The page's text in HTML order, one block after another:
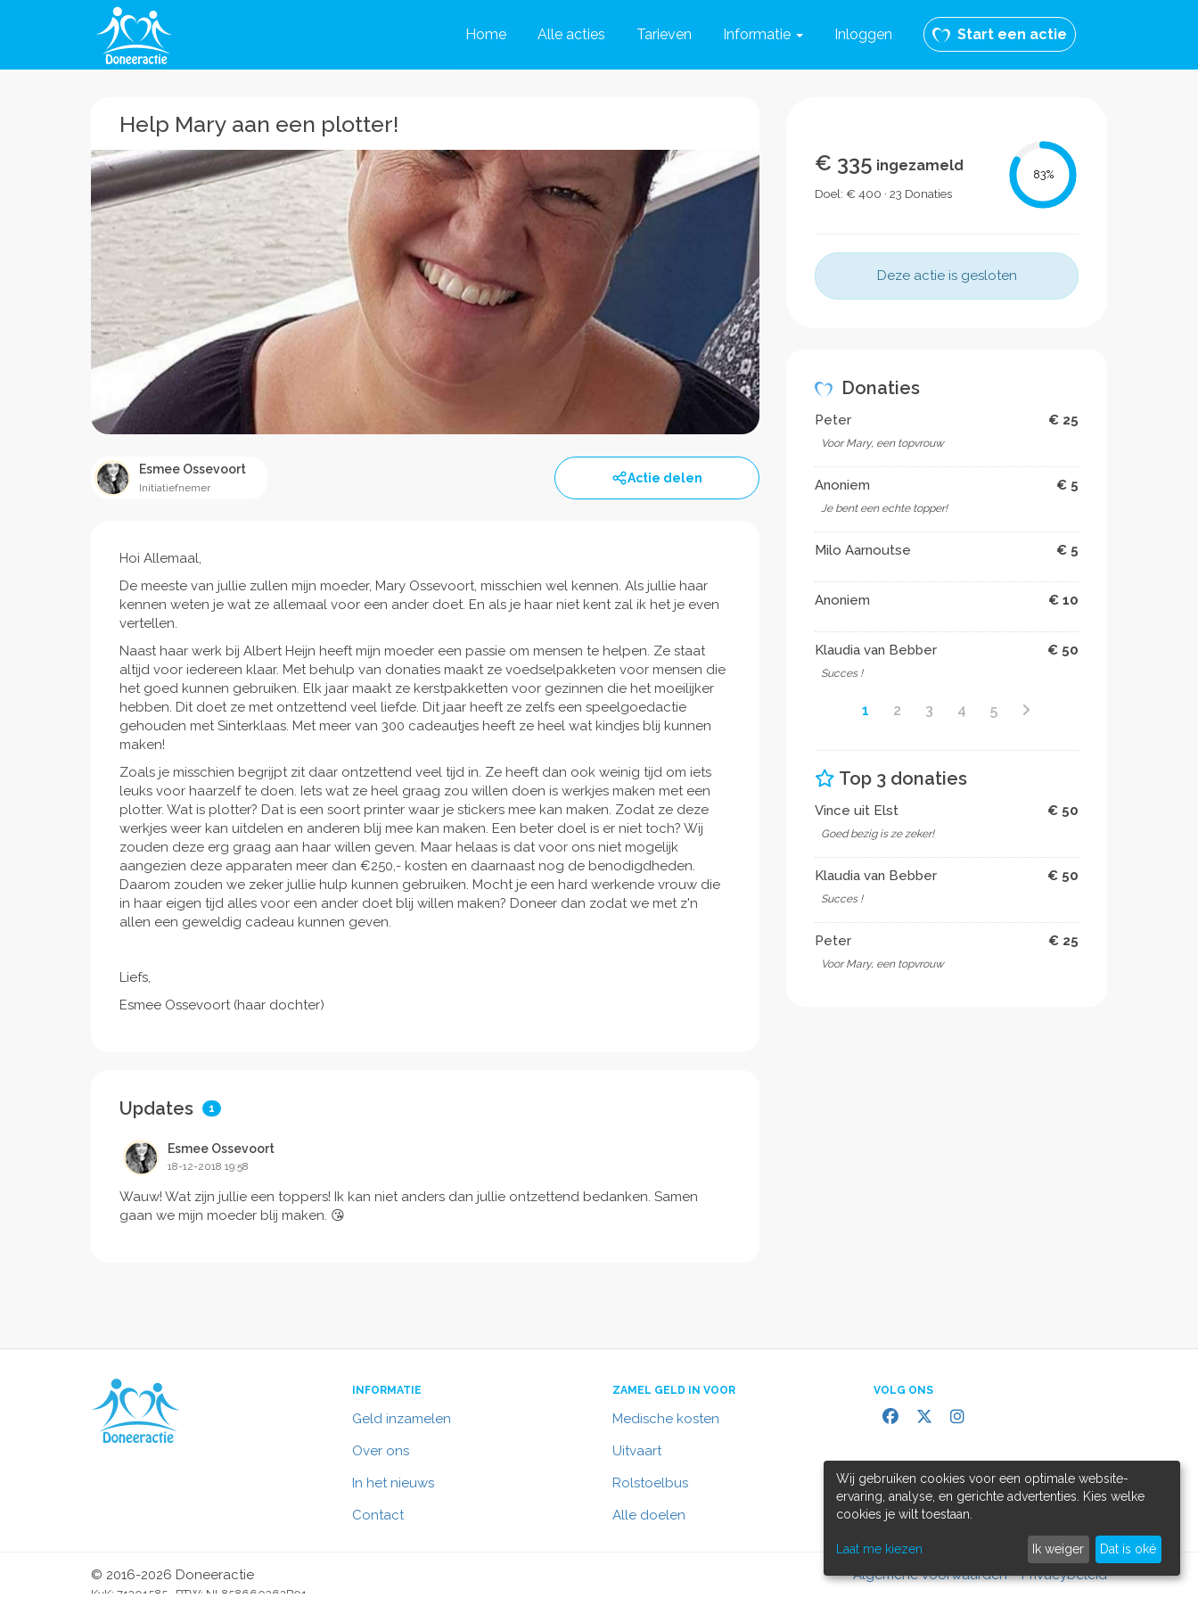
Home Alle acties Tarieven Informatie Inloggen Start een actie
Help Mary aan een plotter!
Esmee Ossevoort
Initiatiefnemer
Actie delen
Hoi Allemaal,
De meeste van jullie zullen mijn moeder, Mary Ossevoort, misschien wel kennen. Als jullie haar
kennen weten je wat ze allemaal voor een ander doet. En als je haar niet kent zal ik het je even
vertellen.
Naast haar werk bij Albert Heijn heeft mijn moeder een passie om mensen te helpen. Ze staat
altijd voor iedereen klaar. Met behulp van donaties maakt ze voedselpakketen voor mensen die
het goed kunnen gebruiken. Elk jaar maakt ze kerstpakketten voor gezinnen die het moeilijker
hebben. Dit doet ze met ontzettend veel liefde. Dit jaar heeft ze zelfs een speelgoedactie
gehouden met Sinterklaas. Met meer van 300 cadeautjes heeft ze heel wat kindjes blij kunnen
maken!
Zoals je misschien begrijpt zit daar ontzettend veel tijd in. Ze heeft dan ook weinig tijd om iets
leuks voor haarzelf te doen. Iets wat ze heel graag zou willen doen is werkjes maken met een
plotter. Wat is plotter? Dat is een soort printer waar je stickers mee kan maken. Zodat ze deze
werkjes weer kan uitdelen en anderen blij mee kan maken. Een beter doel is er niet toch? Wij
zouden deze erg graag aan haar willen geven. Maar helaas is dat voor ons niet mogelijk
aangezien deze apparaten meer dan €250,- kosten en daarnaast nog de benodigdheden.
Daarom zouden we zeker jullie hulp kunnen gebruiken. Mocht je een hard werkende vrouw die
in haar eigen tijd alles voor een ander doet blij willen maken? Doneer dan zodat we met z'n
allen een geweldig cadeau kunnen geven.
Liefs,
Esmee Ossevoort (haar dochter)
Updates 1
Esmee Ossevoort
18-12-2018 19:58
Wauw! Wat zijn jullie een toppers! Ik kan niet anders dan jullie ontzettend bedanken. Samen
gaan we mijn moeder blij maken. 😘
€ 335 ingezameld
Doel: € 400 · 23 Donaties
83%
Deze actie is gesloten
Donaties
Peter € 25
Voor Mary, een topvrouw
Anoniem € 5
Je bent een echte topper!
Milo Aarnoutse € 5
Anoniem € 10
Klaudia van Bebber € 50
Succes !
1 2 3 4 5
Top 3 donaties
Vince uit Elst € 50
Goed bezig is ze zeker!
Klaudia van Bebber € 50
Succes !
Peter € 25
Voor Mary, een topvrouw
INFORMATIE
Geld inzamelen
Over ons
In het nieuws
Contact
ZAMEL GELD IN VOOR
Medische kosten
Uitvaart
Rolstoelbus
Alle doelen
VOLG ONS
© 2016-2026 Doneeractie
KvK: 71301585 BTW: NL858660362B01
Algemene voorwaarden Privacybeleid
Wij gebruiken cookies voor een optimale website-
ervaring, analyse, en gerichte advertenties. Kies welke
cookies je wilt toestaan.
Laat me kiezen Ik weiger Dat is oké